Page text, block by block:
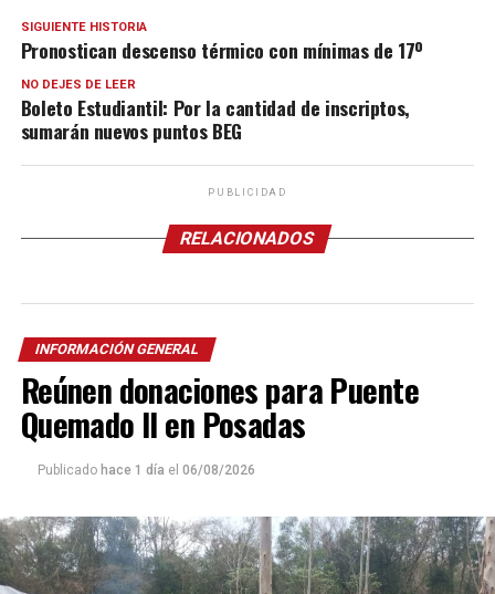
SIGUIENTE HISTORIA
Pronostican descenso térmico con mínimas de 17º
NO DEJES DE LEER
Boleto Estudiantil: Por la cantidad de inscriptos,
sumarán nuevos puntos BEG
PUBLICIDAD
RELACIONADOS
INFORMACIÓN GENERAL
Reúnen donaciones para Puente
Quemado II en Posadas
Publicado hace 1 día el 06/08/2026